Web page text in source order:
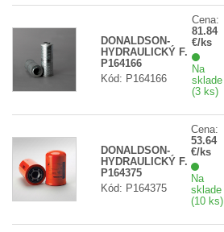
DONALDSON-
HYDRAULICKÝ F.
P164166
Kód: P164166
Cena:
81.84
€/ks
Na
sklade
(3 ks)
DONALDSON-
HYDRAULICKÝ F.
P164375
Kód: P164375
Cena:
53.64
€/ks
Na
sklade
(10 ks)